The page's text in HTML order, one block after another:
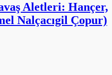
Aletleri: Hançer,
Nalçacıgil Çopur)